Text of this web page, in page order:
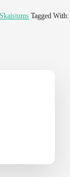
Skaistums Tagged With: